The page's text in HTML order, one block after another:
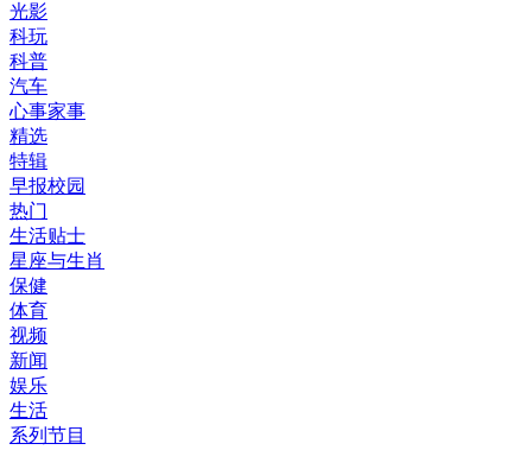
光影
科玩
科普
汽车
心事家事
精选
特辑
早报校园
热门
生活贴士
星座与生肖
保健
体育
视频
新闻
娱乐
生活
系列节目